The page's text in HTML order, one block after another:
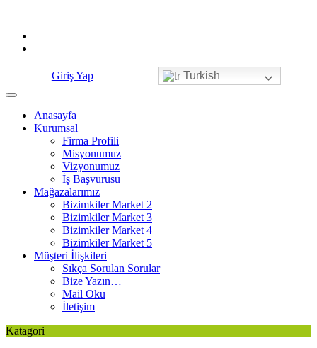
content
Giriş Yap Turkish
Anasayfa
Kurumsal
Firma Profili
Misyonumuz
Vizyonumuz
İş Başvurusu
Mağazalarımız
Bizimkiler Market 2
Bizimkiler Market 3
Bizimkiler Market 4
Bizimkiler Market 5
Müşteri İlişkileri
Sıkça Sorulan Sorular
Bize Yazın…
Mail Oku
İletişim
Katagori